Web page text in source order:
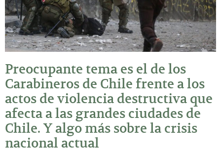
Preocupante tema es el de los
Carabineros de Chile frente a los
actos de violencia destructiva que
afecta a las grandes ciudades de
Chile. Y algo más sobre la crisis
nacional actual